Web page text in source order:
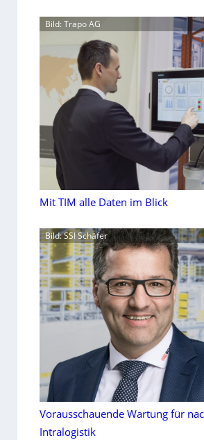
Bild: Trapo AG
Mit TIM alle Daten im Blick
Bild: SSI Schäfer
Vorausschauende Wartung für
Intralogistik